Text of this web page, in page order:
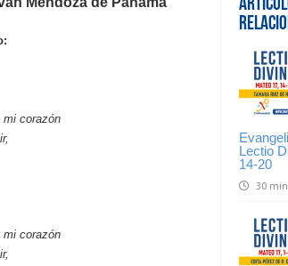
Lectio
14-20
30
mi corazón
mi corazón